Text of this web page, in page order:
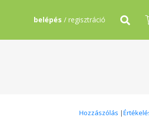
belépés / regisztráció
Hozzászólás |